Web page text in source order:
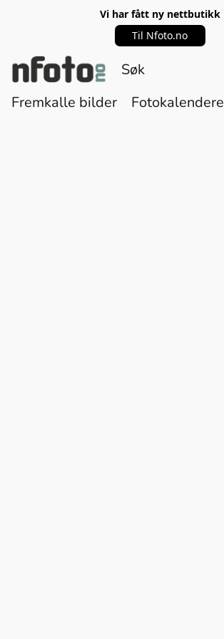
Vi har fått ny nettbutikk
Til Nfoto.no
Fremkalle bilder Fotokalendere